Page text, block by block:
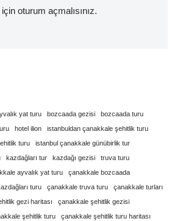
oturum açmalısınız.
yat turu bozcaada gezisi
bozcaada turu
hotel ilion
istanbuldan çanakkale şehitlik turu
turu
istanbul çanakkale günübirlik tur
kazdağları tur kazdağı gezisi
truva turu
ayvalık yat turu
çanakkale bozcaada
turu çanakkale truva turu
çanakkale turları
gezi haritası
çanakkale şehitlik gezisi
şehitlik turu çanakkale şehitlik turu haritası